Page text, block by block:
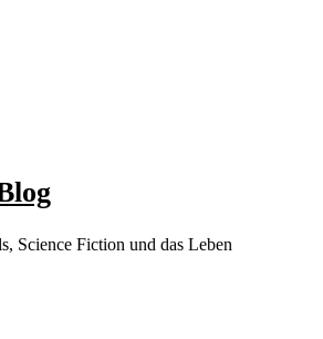
Science Fiction und das Leben